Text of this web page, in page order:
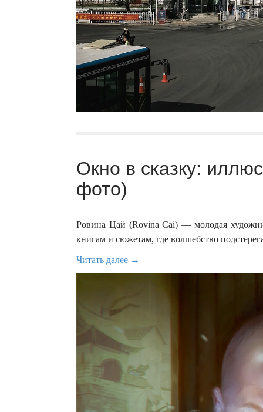
Окно в сказку:
фото)
Ровина Цай (Rovina Cai) — молодая
книгам и сюжетам, где волшебство
Читать далее →